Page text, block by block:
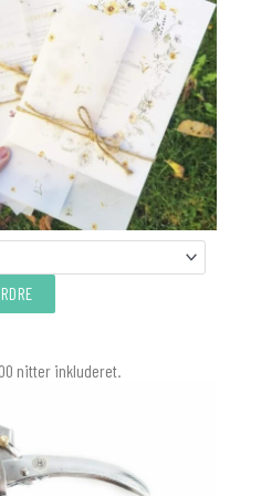
nitter inkluderet.